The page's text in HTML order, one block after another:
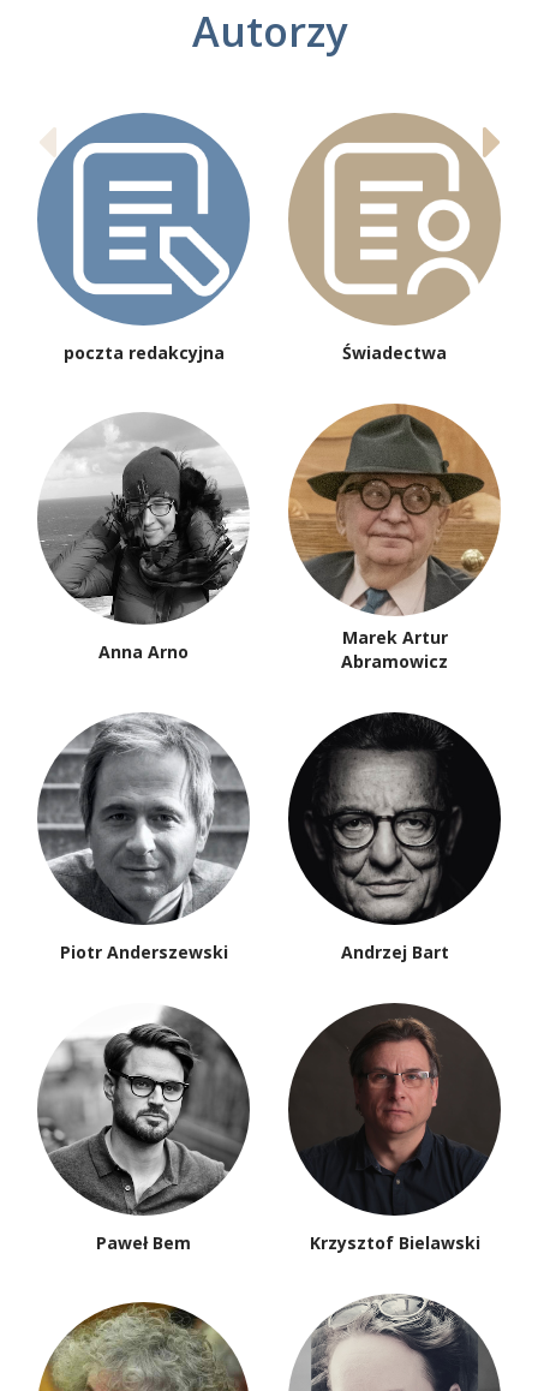
Autorzy
poczta redakcyjna Świadectwa
Anna Arno
Marek Artur
Abramowicz
Piotr Anderszewski Andrzej Bart
Paweł Bem Krzysztof Bielawski